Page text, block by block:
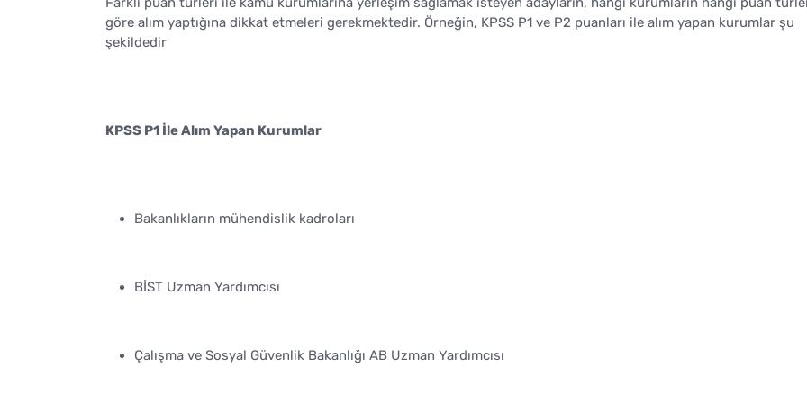
göre alım yaptığına dikkat etmeleri gerekmektedir. Örneğin, KPSS P1 ve P2 puanları ile alım yapan kurumlar şu
şekildedir
KPSS P1 İle Alım Yapan Kurumlar
Bakanlıkların mühendislik kadroları
BİST Uzman Yardımcısı
Çalışma ve Sosyal Güvenlik Bakanlığı AB Uzman Yardımcısı